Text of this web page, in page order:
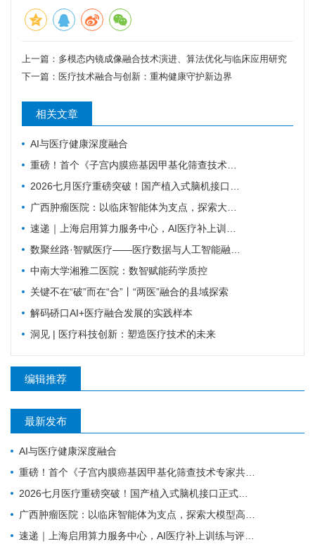
上一篇： 多模态内镜成像融合技术演进、算法优化与临床应用研究
下一篇： 医疗技术融合与创新：重构健康守护新边界
相关文章
AI与医疗健康深度融合
重磅！首个《子宫内膜癌基因甲基化筛查技术专家共识（2026版）》正式发布！
2026七月医疗重磅突破！国产植入式脑机接口正式临床落地，瘫痪康复迎来质变
广西肿瘤医院：以临床智能体为支点，探索大模型高质量发展路径
速递｜上海启用算力服务中心，AI医疗补上训练与评测底座
数聚丝路·智赋医疗——医疗数据与人工智能融合创新实践
中南大学湘雅二医院：数智赋能药学质控
关键不在“破”而在“合”丨“两医”融合的县域探索
解码硚口AI+医疗融合发展的实践样本
洞见 | 医疗科技创新：塑造医疗技术的未来
编辑推荐
最新发布
AI与医疗健康深度融合
重磅！首个《子宫内膜癌基因甲基化筛查技术专家共识（2026版）》正式发布！
2026七月医疗重磅突破！国产植入式脑机接口正式临床落地，瘫痪康复迎来质变
广西肿瘤医院：以临床智能体为支点，探索大模型高质量发展路径
速递｜上海启用算力服务中心，AI医疗补上训练与评测底座